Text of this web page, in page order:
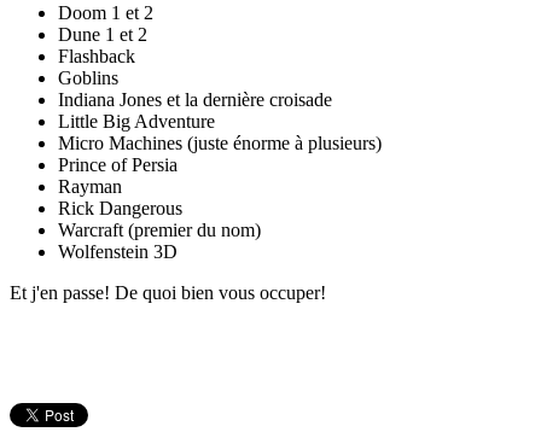
Doom 1 et 2
Dune 1 et 2
Flashback
Goblins
Indiana Jones et la dernière croisade
Little Big Adventure
Micro Machines (juste énorme à plusieurs)
Prince of Persia
Rayman
Rick Dangerous
Warcraft (premier du nom)
Wolfenstein 3D
Et j'en passe! De quoi bien vous occuper!